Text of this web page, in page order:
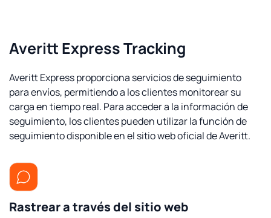
Averitt Express Tracking
Averitt Express proporciona servicios de seguimiento
para envíos, permitiendo a los clientes monitorear su
carga en tiempo real. Para acceder a la información de
seguimiento, los clientes pueden utilizar la función de
seguimiento disponible en el sitio web oficial de Averitt.
Rastrear a través del sitio web